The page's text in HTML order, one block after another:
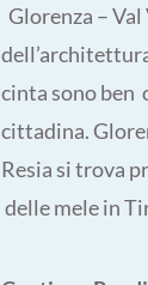
Glorenza –
cinta sono ben
cittadina.
Resia si trova
delle mele in